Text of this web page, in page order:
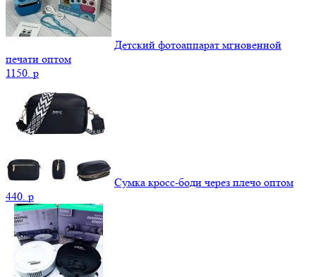
Детский фотоаппарат мгновенной
печати оптом
1150. p
Сумка кросс-боди через плечо оптом
440. p